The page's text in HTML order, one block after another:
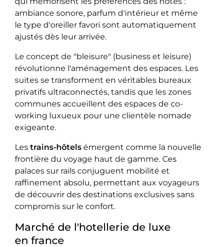
ambiance sonore, parfum d'intérieur et même
le type d'oreiller favori sont automatiquement
ajustés dès leur arrivée.
Le concept de "bleisure" (business et leisure)
révolutionne l'aménagement des espaces. Les
suites se transforment en véritables bureaux
privatifs ultraconnectés, tandis que les zones
communes accueillent des espaces de co-
working luxueux pour une clientèle nomade
exigeante.
Les trains-hôtels émergent comme la nouvelle
frontière du voyage haut de gamme. Ces
palaces sur rails conjuguent mobilité et
raffinement absolu, permettant aux voyageurs
de découvrir des destinations exclusives sans
compromis sur le confort.
Marché de l'hotellerie de luxe
en france